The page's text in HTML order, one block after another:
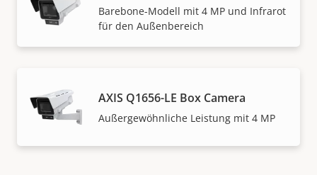
Barebone-Modell mit 4 MP und Infrarot
für den Außenbereich
AXIS Q1656-LE Box Camera
Außergewöhnliche Leistung mit 4 MP